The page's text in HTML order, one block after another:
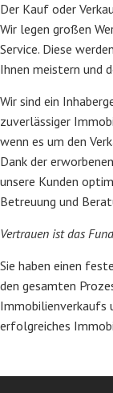
Der Kauf oder
Wir legen großen
Service. Diese
Ihnen meistern und
Wir sind ein
zuverlässiger
wenn es um den
Dank der
unsere Kunden
Betreuung und
Vertrauen ist das
Sie haben einen
den gesamten
Immobilienverkaufs
erfolgreiches